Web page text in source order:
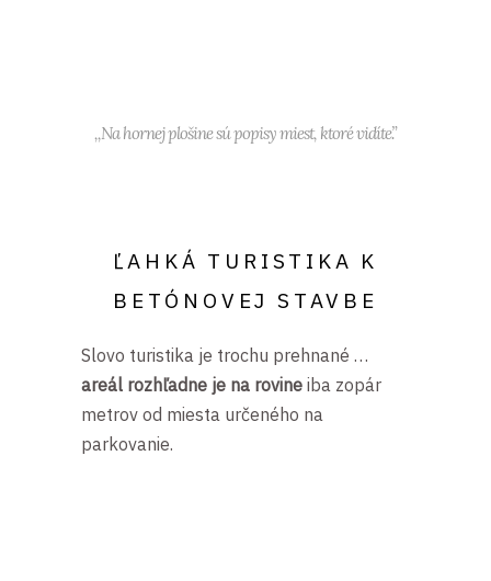
,,Na hornej plošine sú popisy miest, ktoré vidíte.”
ĽAHKÁ TURISTIKA K
BETÓNOVEJ STAVBE
Slovo turistika je trochu prehnané …
areál rozhľadne je na rovine iba zopár
metrov od miesta určeného na
parkovanie.